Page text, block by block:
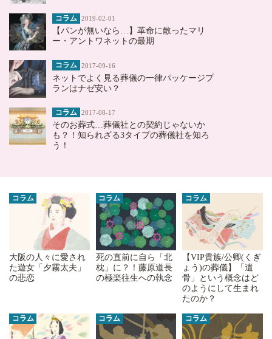
コラム 2019-02-01
【パンが無いなら…】革命に散ったマリ
ー・アントワネットの最期
コラム 2017-09-16
ネットでよく見る葬儀の一律パッケージプ
ランはナゼ安い？
コラム 2017-08-17
そのお葬式…葬儀社との契約じゃないか
も？！知られざる3タイプの葬儀社を知ろ
う！
コラム
大阪の人々に愛され
た遊女「夕霧太夫」
の悲恋
コラム
死の直前に自ら「北
枕」に？！藤原道長
の極楽往生への執念
コラム
【VIP貴族/公卿(くぎ
ょう)の葬儀】「遺
骨」という概念はど
のようにして生まれ
たのか？
コラム コラム コラム